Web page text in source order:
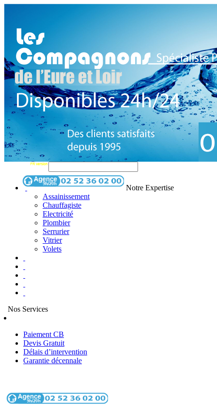
Notre Expertise
Assainissement
Chauffagiste
Electricité
Plombier
Serrurier
Vitrier
Volets
Nos Services
Paiement CB
Devis Gratuit
Délais d’intervention
Garantie décennale